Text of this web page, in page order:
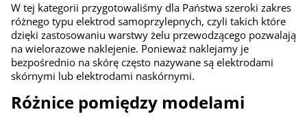
W tej kategorii przygotowaliśmy dla Państwa szeroki zakres
różnego typu elektrod samoprzylepnych, czyli takich które
dzięki zastosowaniu warstwy żelu przewodzącego pozwalają
na wielorazowe naklejenie. Ponieważ naklejamy je
bezpośrednio na skórę często nazywane są elektrodami
skórnymi lub elektrodami naskórnymi.
Różnice pomiędzy modelami